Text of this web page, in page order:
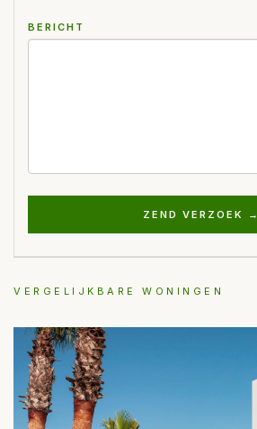
BERICHT
ZEND VERZOEK →
VERGELIJKBARE WONINGEN